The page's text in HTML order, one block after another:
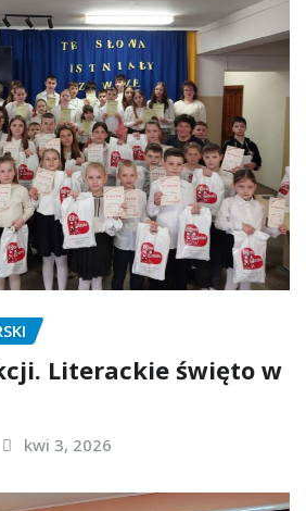
Literackie święto w
kwi 3, 2026